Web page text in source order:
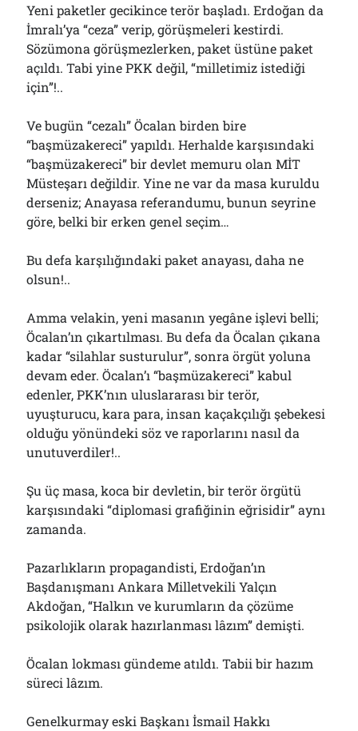
Yeni paketler gecikince terör başladı. Erdoğan da
İmralı’ya “ceza” verip, görüşmeleri kestirdi.
Sözümona görüşmezlerken, paket üstüne paket
açıldı. Tabi yine PKK değil, “milletimiz istediği
için”!..
Ve bugün “cezalı” Öcalan birden bire
“başmüzakereci” yapıldı. Herhalde karşısındaki
“başmüzakereci” bir devlet memuru olan MİT
Müsteşarı değildir. Yine ne var da masa kuruldu
derseniz; Anayasa referandumu, bunun seyrine
göre, belki bir erken genel seçim…
Bu defa karşılığındaki paket anayası, daha ne
olsun!..
Amma velakin, yeni masanın yegâne işlevi belli;
Öcalan’ın çıkartılması. Bu defa da Öcalan çıkana
kadar “silahlar susturulur”, sonra örgüt yoluna
devam eder. Öcalan’ı “başmüzakereci” kabul
edenler, PKK’nın uluslararası bir terör,
uyuşturucu, kara para, insan kaçakçılığı şebekesi
olduğu yönündeki söz ve raporlarını nasıl da
unutuverdiler!..
Şu üç masa, koca bir devletin, bir terör örgütü
karşısındaki “diplomasi grafiğinin eğrisidir” aynı
zamanda.
Pazarlıkların propagandisti, Erdoğan’ın
Başdanışmanı Ankara Milletvekili Yalçın
Akdoğan, “Halkın ve kurumların da çözüme
psikolojik olarak hazırlanması lâzım” demişti.
Öcalan lokması gündeme atıldı. Tabii bir hazım
süreci lâzım.
Genelkurmay eski Başkanı İsmail Hakkı